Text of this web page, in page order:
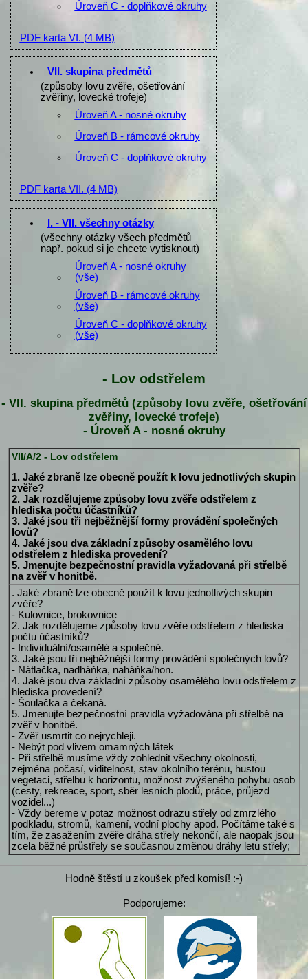
Úroveň C - doplňkové okruhy
PDF karta VI. (4 MB)
VII. skupina předmětů
(způsoby lovu zvěře, ošetřování
zvěřiny, lovecké trofeje)
Úroveň A - nosné okruhy
Úroveň B - rámcové okruhy
Úroveň C - doplňkové okruhy
PDF karta VII. (4 MB)
I. - VII. všechny otázky
(všechny otázky všech předmětů
např. pokud si je chcete vytisknout)
Úroveň A - nosné okruhy
(vše)
Úroveň B - rámcové okruhy
(vše)
Úroveň C - doplňkové okruhy
(vše)
- Lov odstřelem
- VII. skupina předmětů (způsoby lovu zvěře, ošetřování
zvěřiny, lovecké trofeje)
- Úroveň A - nosné okruhy
VII/A/2 - Lov odstřelem
1. Jaké zbraně lze obecně použít k lovu jednotlivých skupin
zvěře?
2. Jak rozdělujeme způsoby lovu zvěře odstřelem z
hlediska počtu účastníků?
3. Jaké jsou tři nejběžnější formy provádění společných
lovů?
4. Jaké jsou dva základní způsoby osamělého lovu
odstřelem z hlediska provedení?
5. Jmenujte bezpečnostní pravidla vyžadovaná při střelbě
na zvěř v honitbě.
. Jaké zbraně lze obecně použít k lovu jednotlivých skupin
zvěře?
- Kulovnice, brokovnice
2. Jak rozdělujeme způsoby lovu zvěře odstřelem z hlediska
počtu účastníků?
- Individuální/osamělé a společné.
3. Jaké jsou tři nejběžnější formy provádění společných lovů?
- Nátlačka, nadháňka, naháňka/hon.
4. Jaké jsou dva základní způsoby osamělého lovu odstřelem z
hlediska provedení?
- Šoulačka a čekaná.
5. Jmenujte bezpečnostní pravidla vyžadována při střelbě na
zvěř v honitbě.
- Zvěř usmrtit co nejrychleji.
- Nebýt pod vlivem omamných látek
- Při střelbě musíme vždy zohlednit všechny okolnosti,
zejména počasí, viditelnost, stav okolního terénu, hustou
vegetaci, střelbu k horizontu, možnost zvýšeného pohybu osob
(cesty, rekreace, sport, sběr lesních plodů, práce, průjezd
vozidel...)
- Vždy bereme v potaz možnost odrazu střely od zmrzlého
podkladu, stromů, kamení, vodní plochy apod. Počítáme také s
tím, že zasažením zvěře dráha střely nekončí, ale naopak jsou
zcela běžné průstřely se současnou změnou dráhy letu střely;
Hodně štěstí u zkoušek před komisí! :-)
Podporujeme: